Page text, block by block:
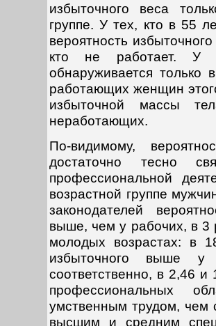
избыточного веса
группе. У тех, кто в 55
вероятность
кто не работает. У
обнаруживается только
работающих женщин
избыточной массы
неработающих.
По-видимому,
достаточно тесно
профессиональной
возрастной группе
законодателей
выше, чем у рабочих, в
молодых возрастах: в
избыточного выше
соответственно, в 2,46 и
профессиональных
умственным трудом, чем
высшим и средним